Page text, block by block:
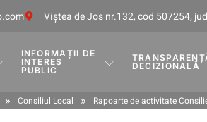
Viştea de Jos nr.132, cod 507254,
INFORMAȚII DE
INTERES
PUBLIC
DECIZIONALĂ
» Consiliul Local » Rapoarte de activitate